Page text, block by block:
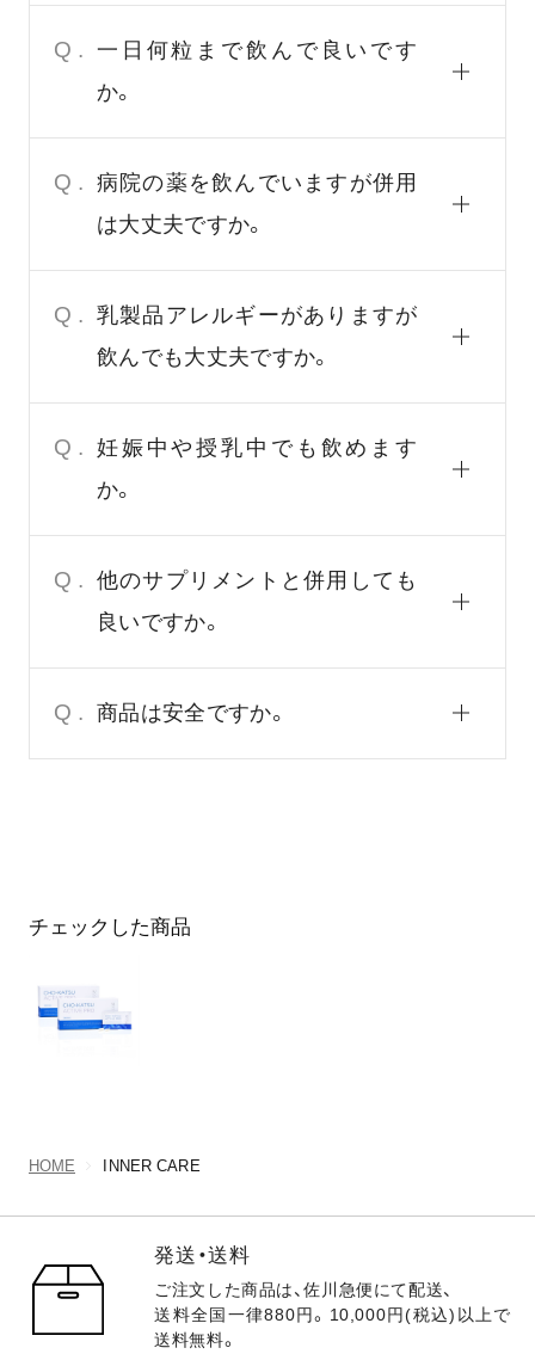
Q. 一日何粒まで飲んで良いです
か。
Q. 病院の薬を飲んでいますが併用
は大丈夫ですか。
Q. 乳製品アレルギーがありますが
飲んでも大丈夫ですか。
Q. 妊娠中や授乳中でも飲めます
か。
Q. 他のサプリメントと併用しても
良いですか。
Q. 商品は安全ですか。
チェックした商品
HOME INNER CARE
発送・送料
ご注文した商品は、佐川急便にて配送、
送料全国一律880円。10,000円(税込)以上で
送料無料。